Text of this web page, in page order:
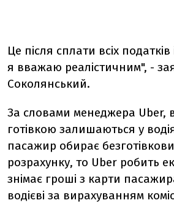
Це після сплати всіх
я вважаю реалістичним", -
Соколянський.
За словами менеджера Uber,
готівкою залишаються у
пасажир обирає
розрахунку, то Uber робить
знімає гроші з карти
водієві за вирахуванням